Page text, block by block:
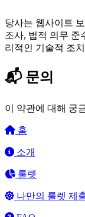
당사는 웹사이트
조사, 법적 의무 준
리적인 기술적 조
📬 문의
이 약관에 대해 궁
홈
소개
룰렛
나만의 룰렛 제